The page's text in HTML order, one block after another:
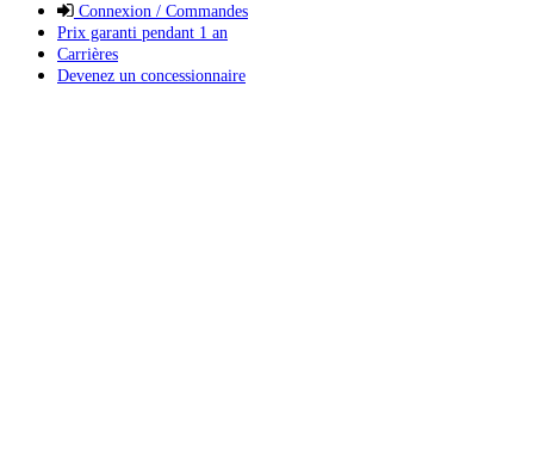
Connexion / Commandes
Prix garanti pendant 1 an
Carrières
Devenez un concessionnaire